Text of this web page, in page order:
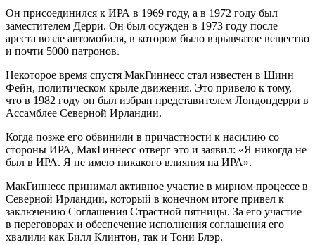
Он присоединился к ИРА в 1969 году, а в 1972 году был
заместителем Дерри. Он был осужден в 1973 году после
ареста возле автомобиля, в котором было взрывчатое вещество
и почти 5000 патронов.
Некоторое время спустя МакГиннесс стал известен в Шинн
Фейн, политическом крыле движения. Это привело к тому,
что в 1982 году он был избран представителем Лондондерри в
Ассамблее Северной Ирландии.
Когда позже его обвинили в причастности к насилию со
стороны ИРА, МакГиннесс отверг это и заявил: «Я никогда не
был в ИРА. Я не имею никакого влияния на ИРА».
МакГиннесс принимал активное участие в мирном процессе в
Северной Ирландии, который в конечном итоге привел к
заключению Соглашения Страстной пятницы. За его участие
в переговорах и обеспечение исполнения соглашения его
хвалили как Билл Клинтон, так и Тони Блэр.